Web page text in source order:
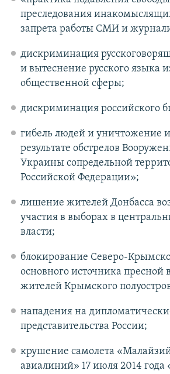
преследования
запрета работы СМИ и
дискриминация
и вытеснение русского языка
общественной сферы;
дискриминация российского
гибель людей и уничтожение
результате обстрелов
Украины сопредельной
Российской Федерации»;
лишение жителей Донбасса
участия в выборах в
власти;
блокирование Северо-
основного источника пресной
жителей Крымского
нападения на
представительства России;
крушение самолета
авиалиний» 17 июля 2014 года